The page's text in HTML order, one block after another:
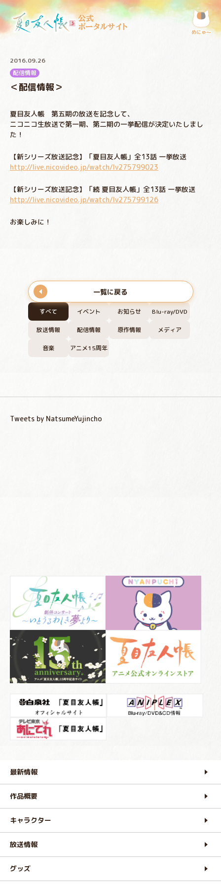
公式
ポータルサイト
めにゅ〜
すべて イベント お知らせ Blu-ray/DVD
放送情報 配信情報 原作情報 メディア
音楽 アニメ15周年
2016.09.26
配信情報
＜配信情報＞
夏目友人帳 第五期の放送を記念して、
ニコニコ生放送で第一期、第二期の一挙配信が決定いたしまし
た！
【新シリーズ放送記念】「夏目友人帳」全13話 一挙放送
http://live.nicovideo.jp/watch/lv275799023
【新シリーズ放送記念】「続 夏目友人帳」全13話 一挙放送
http://live.nicovideo.jp/watch/lv275799126
お楽しみに！
一覧に戻る
Tweets by NatsumeYujincho
最新情報
作品概要
キャラクター
放送情報
グッズ